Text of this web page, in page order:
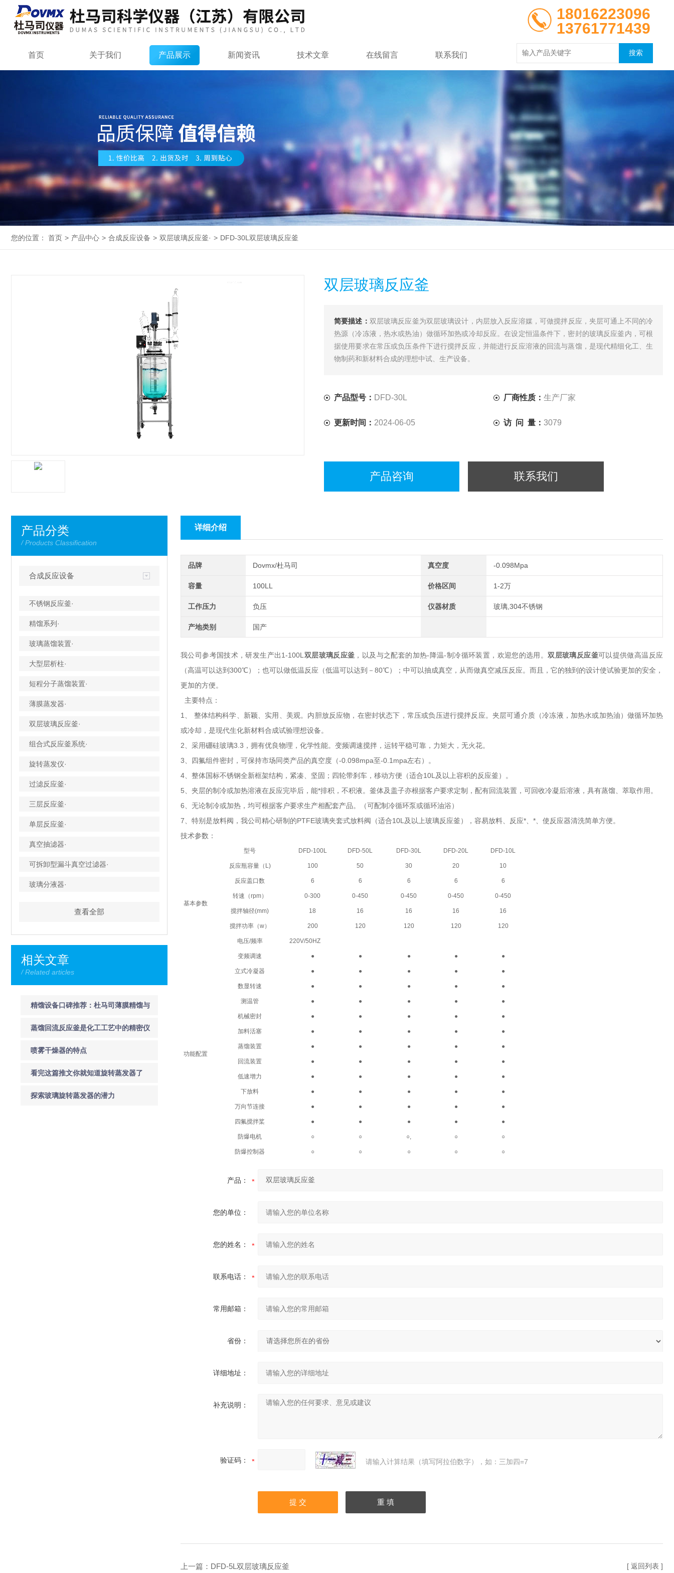
18016223096
13761771439
首页 关于我们 产品展示 新闻资讯 技术文章 在线留言 联系我们
您的位置： 首页 > 产品中心 > 合成反应设备 > 双层玻璃反应釜· > DFD-30L双层玻璃反应釜
双层玻璃反应釜
简要描述： 双层玻璃反应釜为双层玻璃设计，内层放入反应溶媒，可做搅拌反应，夹层可通上不同的冷
热源（冷冻液，热水或热油）做循环加热或冷却反应。在设定恒温条件下，密封的玻璃反应釜内，可根
据使用要求在常压或负压条件下进行搅拌反应，并能进行反应溶液的回流与蒸馏，是现代精细化工、生
物制药和新材料合成的理想中试、生产设备。
产品型号： DFD-30L 厂商性质： 生产厂家
更新时间： 2024-06-05 访 问 量： 3079
产品咨询 联系我们
详细介绍
品牌 Dovmx/杜马司 真空度 -0.098Mpa
容量 100LL 价格区间 1-2万
工作压力 负压 仪器材质 玻璃,304不锈钢
产地类别 国产
我公司参考国技术，研发生产出1-100L 双层玻璃反应釜 ，以及与之配套的加热-降温-制冷循环装置，欢迎您的选用。双层玻璃反应釜可以提供做高温反应
（高温可以达到300℃）；也可以做低温反应（低温可以达到－80℃）；中可以抽成真空，从而做真空减压反应。而且，它的独到的设计使试验更加的安全，
更加的方便。
主要特点：
1、 整体结构科学、新颖、实用、美观。内胆放反应物，在密封状态下，常压或负压进行搅拌反应。夹层可通介质（冷冻液，加热水或加热油）做循环加热
或冷却，是现代生化新材料合成试验理想设备。
2、 采用硼硅玻璃3.3，拥有优良物理，化学性能。变频调速搅拌，运转平稳可靠，力矩大，无火花。
3、四氟组件密封，可保持市场同类产品的真空度（-0.098mpa至-0.1mpa左右）。
4、整体国标不锈钢全新框架结构，紧凑、坚固；四轮带刹车，移动方便（适合10L及以上容积的反应釜）。
5、 夹层的制冷或加热溶液在反应完毕后，能*排积，不积液。釜体及盖子亦根据客户要求定制，配有回流装置，可回收冷凝后溶液，具有蒸馏、萃取作用。
6、无论制冷或加热，均可根据客户要求生产相配套产品。（可配制冷循环泵或循环油浴）
7、特别是放料阀，我公司精心研制的PTFE玻璃夹套式放料阀（适合10L及以上玻璃反应釜），容易放料、反应*、*、使反应器清洗简单方便。
技术参数：
型号 DFD-100L DFD-50L DFD-30L DFD-20L DFD-10L
基本参数
反应瓶容量（L) 100 50 30 20 10
反应盖口数 6 6 6 6 6
转速（rpm） 0-300 0-450 0-450 0-450 0-450
搅拌轴径(mm) 18 16 16 16 16
搅拌功率（w） 200 120 120 120 120
电压/频率 220V/50HZ
功能配置
变频调速 ● ● ● ● ●
立式冷凝器 ● ● ● ● ●
数显转速 ● ● ● ● ●
测温管 ● ● ● ● ●
机械密封 ● ● ● ● ●
加料活塞 ● ● ● ● ●
蒸馏装置 ● ● ● ● ●
回流装置 ● ● ● ● ●
低速增力 ● ● ● ● ●
下放料 ● ● ● ● ●
万向节连接 ● ● ● ● ●
四氟搅拌桨 ● ● ● ● ●
防爆电机 ○ ○ ○, ○ ○
防爆控制器 ○ ○ ○ ○ ○
产品：
您的单位：
您的姓名：
联系电话：
常用邮箱：
省份：
详细地址：
补充说明：
验证码： 请输入计算结果（填写阿拉伯数字），如：三加四=7
上一篇： DFD-5L双层玻璃反应釜 [ 返回列表 ]
产品分类
/ Products Classification
合成反应设备
不锈钢反应釜·
精馏系列·
玻璃蒸馏装置·
大型层析柱·
短程分子蒸馏装置·
薄膜蒸发器·
双层玻璃反应釜·
组合式反应釜系统·
旋转蒸发仪·
过滤反应釜·
三层反应釜·
单层反应釜·
真空抽滤器·
可拆卸型漏斗真空过滤器·
玻璃分液器·
查看全部
相关文章
/ Related articles
精馏设备口碑推荐：杜马司薄膜精馏与
分子蒸馏系统技术横评
蒸馏回流反应釜是化工工艺中的精密仪
器
喷雾干燥器的特点
看完这篇推文你就知道旋转蒸发器了
探索玻璃旋转蒸发器的潜力